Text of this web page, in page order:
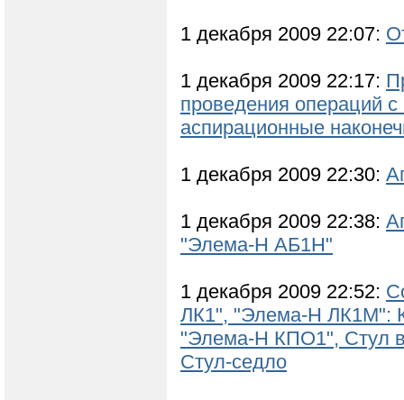
1 декабря 2009 22:07:
1 декабря 2009 22:17:
проведения операций
аспирационные
1 декабря 2009 22:30:
1 декабря 2009 22:38:
"Элема-Н АБ1Н"
1 декабря 2009 22:52:
ЛК1", "Элема-Н ЛК1М":
"Элема-Н КПО1", Стул
Стул-седло